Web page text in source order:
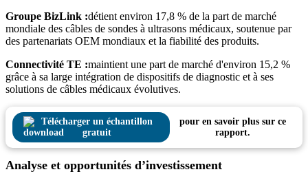
Groupe BizLink :détient environ 17,8 % de la part de marché
mondiale des câbles de sondes à ultrasons médicaux, soutenue par
des partenariats OEM mondiaux et la fiabilité des produits.
Connectivité TE :maintient une part de marché d'environ 15,2 %
grâce à sa large intégration de dispositifs de diagnostic et à ses
solutions de câbles médicaux évolutives.
Télécharger un échantillon
gratuit
pour en savoir plus sur ce
rapport.
Analyse et opportunités d’investissement